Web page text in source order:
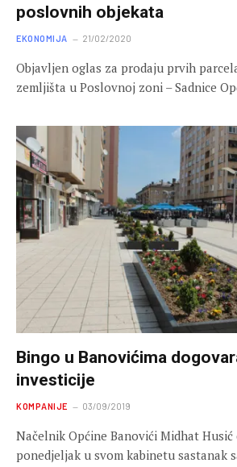
poslovnih objekata
EKONOMIJA 21/02/2020
Objavljen oglas za prodaju prvih
zemljišta u Poslovnoj zoni – Sadnice
Bingo u Banovićima
investicije
KOMPANIJE 03/09/2019
Načelnik Općine Banovići Midhat Husić
ponedjeljak u svom kabinetu sastanak